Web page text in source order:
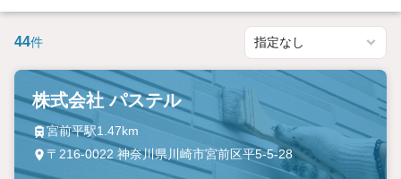
44件
株式会社 パステル
宮前平駅1.47km
〒216-0022 神奈川県川崎市宮前区平5-5-28